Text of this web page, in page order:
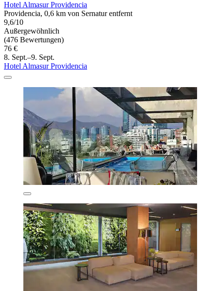
Hotel Almasur Providencia
Providencia, 0,6 km von Sernatur entfernt
9,6/10
Außergewöhnlich
(476 Bewertungen)
76 €
8. Sept.–9. Sept.
Hotel Almasur Providencia